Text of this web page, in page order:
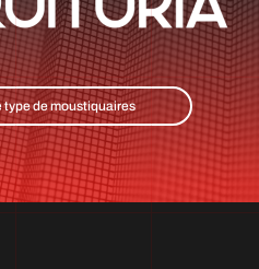
type de moustiquaires